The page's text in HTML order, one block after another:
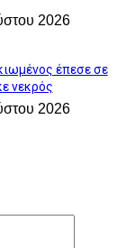
2026
έπεσε σε
νεκρός
2026